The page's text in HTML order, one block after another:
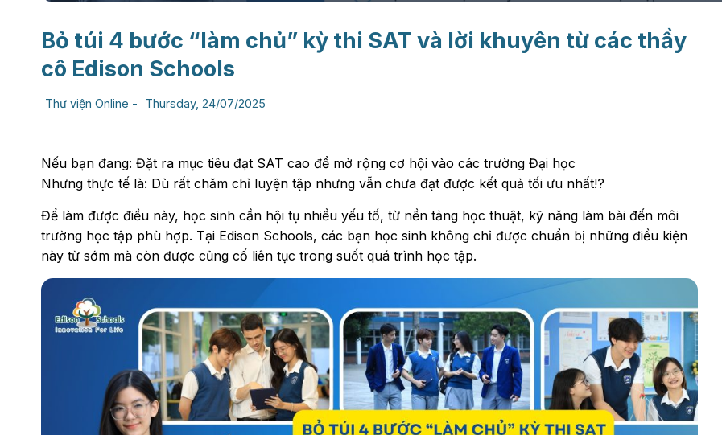
Bỏ túi 4 bước “làm chủ” kỳ thi SAT và lời khuyên từ các thầy
cô Edison Schools
Thư viện Online - Thursday, 24/07/2025
Nếu bạn đang: Đặt ra mục tiêu đạt SAT cao để mở rộng cơ hội vào các trường Đại học
Nhưng thực tế là: Dù rất chăm chỉ luyện tập nhưng vẫn chưa đạt được kết quả tối ưu nhất!?
Để làm được điều này, học sinh cần hội tụ nhiều yếu tố, từ nền tảng học thuật, kỹ năng làm bài đến môi
trường học tập phù hợp. Tại Edison Schools, các bạn học sinh không chỉ được chuẩn bị những điều kiện
này từ sớm mà còn được củng cố liên tục trong suốt quá trình học tập.